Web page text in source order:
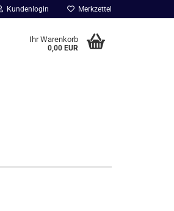
Kundenlogin Merkzettel
Ihr Warenkorb
0,00 EUR